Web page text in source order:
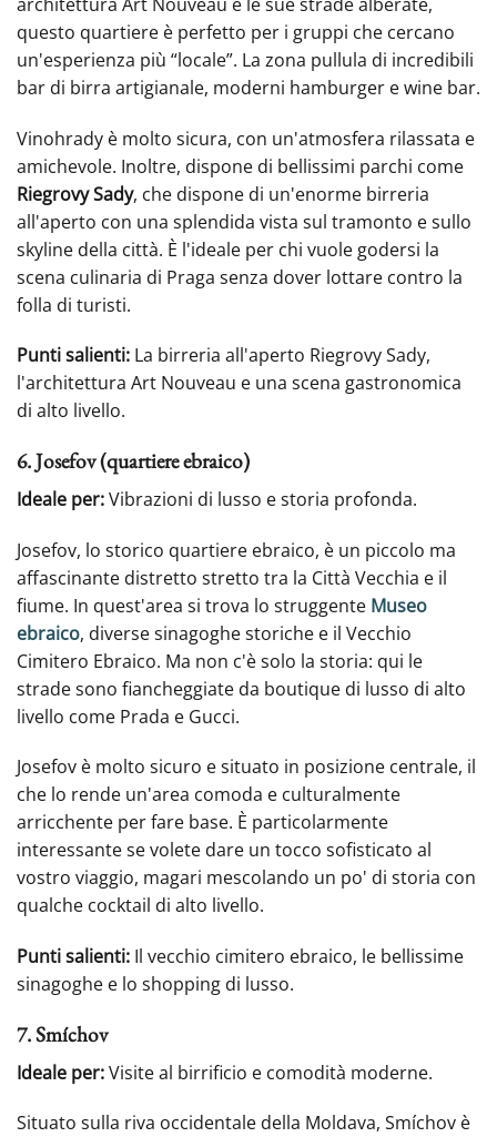
questo quartiere è perfetto per i gruppi che cercano
un'esperienza più “locale”. La zona pullula di incredibili
bar di birra artigianale, moderni hamburger e wine bar.
Vinohrady è molto sicura, con un'atmosfera rilassata e
amichevole. Inoltre, dispone di bellissimi parchi come
Riegrovy Sady, che dispone di un'enorme birreria
all'aperto con una splendida vista sul tramonto e sullo
skyline della città. È l'ideale per chi vuole godersi la
scena culinaria di Praga senza dover lottare contro la
folla di turisti.
Punti salienti: La birreria all'aperto Riegrovy Sady,
l'architettura Art Nouveau e una scena gastronomica
di alto livello.
6. Josefov (quartiere ebraico)
Ideale per:Vibrazioni di lusso e storia profonda.
Josefov, lo storico quartiere ebraico, è un piccolo ma
affascinante distretto stretto tra la Città Vecchia e il
fiume. In quest'area si trova lo struggente Museo
ebraico, diverse sinagoghe storiche e il Vecchio
Cimitero Ebraico. Ma non c'è solo la storia: qui le
strade sono fiancheggiate da boutique di lusso di alto
livello come Prada e Gucci.
Josefov è molto sicuro e situato in posizione centrale, il
che lo rende un'area comoda e culturalmente
arricchente per fare base. È particolarmente
interessante se volete dare un tocco sofisticato al
vostro viaggio, magari mescolando un po' di storia con
qualche cocktail di alto livello.
Punti salienti: Il vecchio cimitero ebraico, le bellissime
sinagoghe e lo shopping di lusso.
7. Smíchov
Ideale per:Visite al birrificio e comodità moderne.
Situato sulla riva occidentale della Moldava, Smíchov è